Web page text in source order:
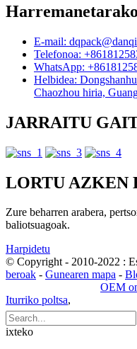
E-mail:
Telefonoa:
WhatsApp:
Helbidea:
Chaozhou hiria,
JARRAITU
LORTU AZKEN
Zure beharren arabera,
baliotsuagoak.
Harpidetu
© Copyright - 2010-2022 :
beroak - Gunearen mapa -
OEM
Iturriko poltsa,
ixteko